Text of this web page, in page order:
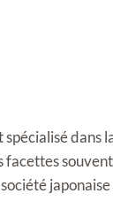
dans